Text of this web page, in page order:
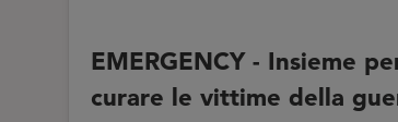
EMERGENCY - Insieme
curare le vittime della